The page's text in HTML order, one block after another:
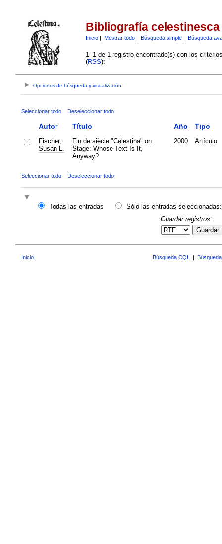
Bibliografía celestinesca
Inicio| Mostrar todo| Búsqueda simple| Búsqueda
1–1 de 1 registro encontrado(s) con los
(RSS):
Opciones de búsqueda y visualización
Seleccionar todo Deseleccionar todo
Autor Título Año Tipo
Fischer,
Susan L.
Fin de siècle "Celestina" on
Stage: Whose Text Is It,
Anyway?
2000 Artículo
Seleccionar todo Deseleccionar todo
Todas las entradas
Sólo las entradas seleccionadas:
Guardar registros:
Guardar
Inicio Búsqueda CQL